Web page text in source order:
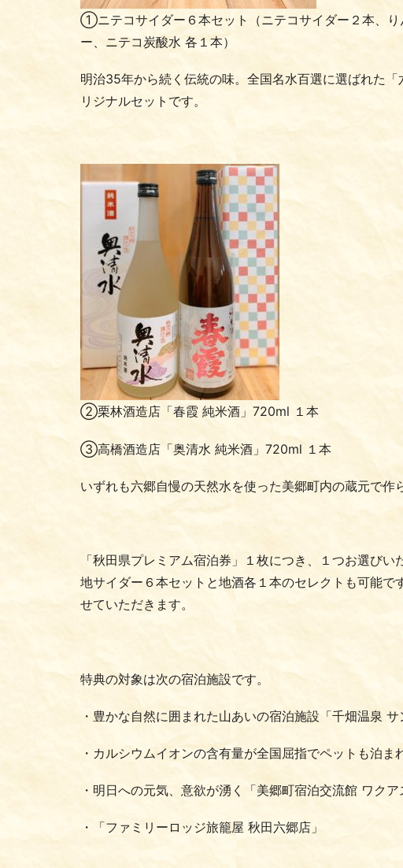
①ニテコサイダー６本セット（ニテコサイダー２本、
ー、ニテコ炭酸水 各１本）
明治35年から続く伝統の味。全国名水百選に選ばれた
リジナルセットです。
②栗林酒造店「春霞 純米酒」720ml １本
③高橋酒造店「奥清水 純米酒」720ml １本
いずれも六郷自慢の天然水を使った美郷町内の蔵元で作
「秋田県プレミアム宿泊券」１枚につき、１つお選びい
地サイダー６本セットと地酒各１本のセレクトも可能で
せていただきます。
特典の対象は次の宿泊施設です。
・豊かな自然に囲まれた山あいの宿泊施設「千畑温泉 サ
・カルシウムイオンの含有量が全国屈指でペットも泊ま
・明日への元気、意欲が湧く「美郷町宿泊交流館 ワクア
・「ファミリーロッジ旅籠屋 秋田六郷店」